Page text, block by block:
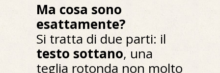
Ma cosa sono
esattamente?
Si tratta di due parti: il
testo sottano, una
teglia rotonda non molto